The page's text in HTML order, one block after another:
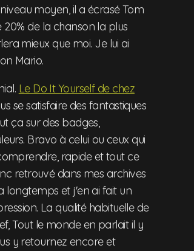
moyen, il a écrasé Tom
de la chanson la plus
mieux que moi. Je lui ai
Mario.
Le Do It Yourself de chez
se satisfaire des fantastiques
ça sur des badges,
Bravo à celui ou ceux qui
rapide et tout ce
retrouvé dans mes archives
longtemps et j'en ai fait un
La qualité habituelle de
Tout le monde en parlait il y
y retournez encore et